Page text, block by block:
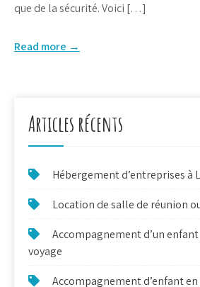
que de la sécurité. Voici […]
Read more →
Articles récents
Hébergement d’entreprises à
Location de salle de réunion
Accompagnement d’un
voyage
Accompagnement d’enfant